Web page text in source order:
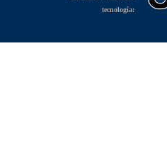
tecnología: